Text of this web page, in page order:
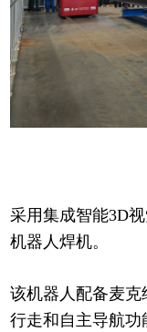
采用集成智能3D
机器人焊机。
该机器人配备麦
行走和自主导航功